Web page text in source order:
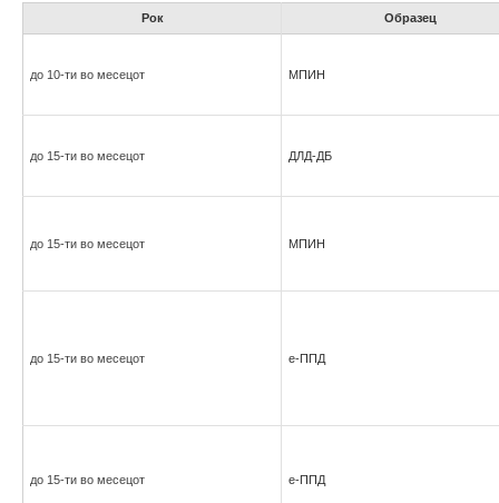
Рок Образец
до 10-ти во месецот МПИН
до 15-ти во месецот ДЛД-ДБ
до 15-ти во месецот МПИН
до 15-ти во месецот е-ППД
до 15-ти во месецот е-ППД